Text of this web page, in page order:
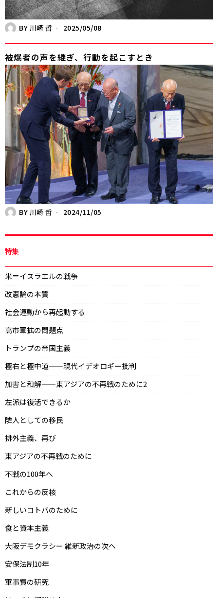
BY 川崎 哲 2025/05/08
被爆者の声を継ぎ、行動を起こすとき
BY 川崎 哲 2024/11/05
特集
米＝イスラエルの戦争
改憲論の本質
社会運動から再起動する
高市軍拡の問題点
トランプの帝国主義
極右と極中道——現代イデオロギー批判
加害と和解——東アジアの不再戦のために2
左派は復活できるか
隣人としての移民
排外主義、再び
東アジアの不再戦のために
不戦の100年へ
これからの反核
新しいコトバのために
食と資本主義
大阪デモクラシー 維新政治の次へ
安保法制10年
軍事費の研究